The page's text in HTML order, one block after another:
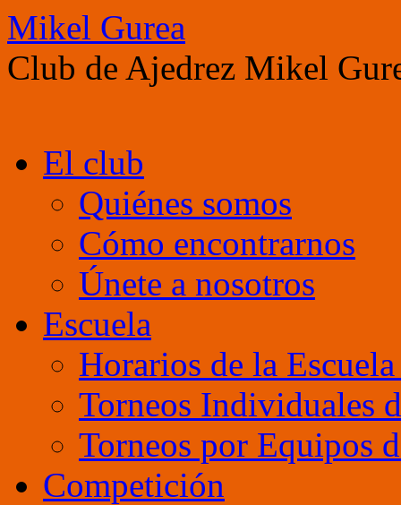
Mikel Gurea
Club de Ajedrez Mikel
contenidoEl club
Quiénes somos
Cómo encontrarnos
Únete a nosotros
Escuela
Horarios de la
Torneos Individuales
Torneos por Equipos
Competición